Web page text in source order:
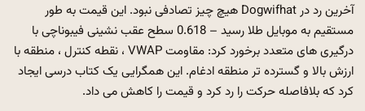
آخرین رد در Dogwifhat هیچ چیز تصادفی نبود. این قیمت به طور
مستقیم به موبایل طلا رسید – 0.618 سطح عقب نشینی فیبوناچی با
درگیری های متعدد برخورد کرد: مقاومت VWAP ، نقطه کنترل ، منطقه با
ارزش بالا و گسترده تر منطقه ادغام. این همگرایی یک کتاب درسی ایجاد
کرد که بلافاصله حرکت را رد کرد و قیمت را کاهش می داد.